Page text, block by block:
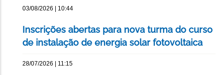
03/08/2026 | 10:44
Inscrições abertas para nova turma do curso
de instalação de energia solar fotovoltaica
28/07/2026 | 11:15